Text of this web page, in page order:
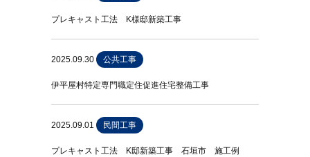
プレキャスト工法 K様邸新築工事
2025.09.30 公共工事
伊平屋村特定専門職定住促進住宅整備工事
2025.09.01 民間工事
プレキャスト工法 K邸新築工事 石垣市 施工例